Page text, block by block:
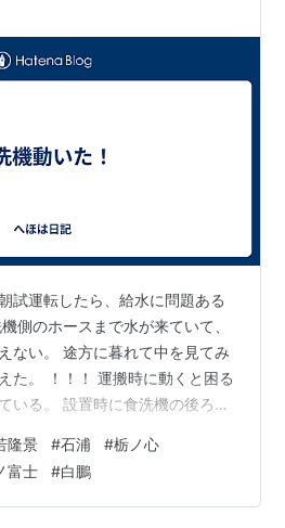
試運転したら、給水に問題ある
側のホースまで水が来ていて、
ない。 途方に暮れて中を見てみ
た。 ！！！ 運搬時に動くと困る
いる。 設置時に食洗機の後ろで
た。 ・・・まぁ仕方ない。 仕方
ただけない。給水には問題ない
れて動けなかっただけだから。
隆景 #石浦 #栃ノ心
富士 #白鵬